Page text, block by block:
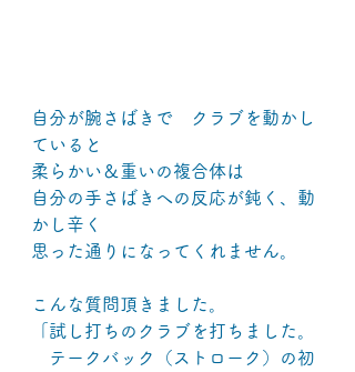
自分が腕さばきで　クラブを動かし
ていると
柔らかい＆重いの複合体は
自分の手さばきへの反応が鈍く、動
かし辛く
思った通りになってくれません。
こんな質問頂きました。
「試し打ちのクラブを打ちました。
テークバック（ストローク）の初